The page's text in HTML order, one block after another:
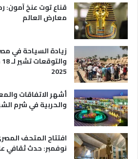
قناع توت عنخ آمون:
معارض العالم
2025
أشهر الاتفاقات
والحربية في شرم
افتتاح المتحف
نوفمبر: حدث ثقافي